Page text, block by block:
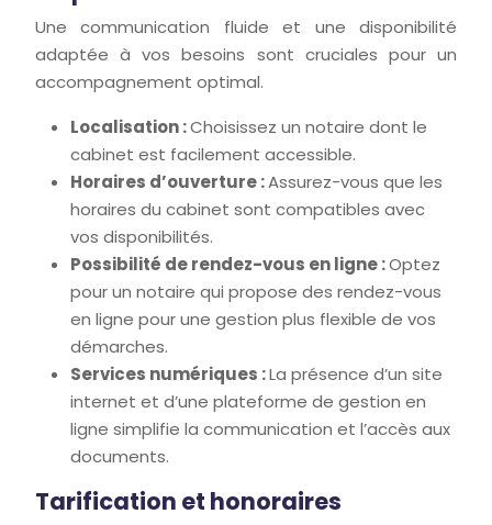
Une communication fluide et une disponibilité
adaptée à vos besoins sont cruciales pour un
accompagnement optimal.
Localisation :Choisissez un notaire dont le
cabinet est facilement accessible.
Horaires d’ouverture :Assurez-vous que les
horaires du cabinet sont compatibles avec
vos disponibilités.
Possibilité de rendez-vous en ligne :Optez
pour un notaire qui propose des rendez-vous
en ligne pour une gestion plus flexible de vos
démarches.
Services numériques :La présence d’un site
internet et d’une plateforme de gestion en
ligne simplifie la communication et l’accès aux
documents.
Tarification et honoraires